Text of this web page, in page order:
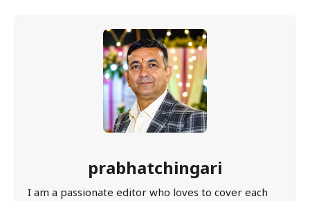
prabhatchingari
I am a passionate editor who loves to cover each